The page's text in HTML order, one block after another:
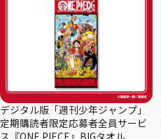
デジタル版「週刊少年ジャンプ」
定期購読者限定応募者全員サービ